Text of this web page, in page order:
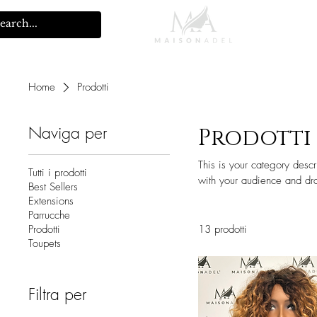
Home Prodotti
Naviga per
Tutti i prodotti
Best Sellers
Extensions
Parrucche
Prodotti
Toupets
Filtra per
Prodotti
This is your category
with your audience and
13 prodotti